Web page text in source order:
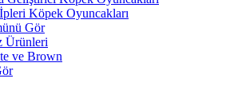
Köpek Oyuncakları
Gör
Ürünleri
ve Brown